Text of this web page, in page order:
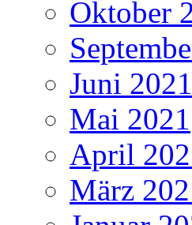
Oktober
Juni 2021
Mai 2021
April
März